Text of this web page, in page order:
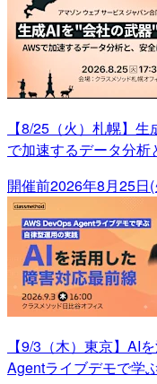
【8/25（火）札幌】
で加速するデータ分
開催前2026年8月25日
【9/3（木）東京】AI
Agentライブデモで学